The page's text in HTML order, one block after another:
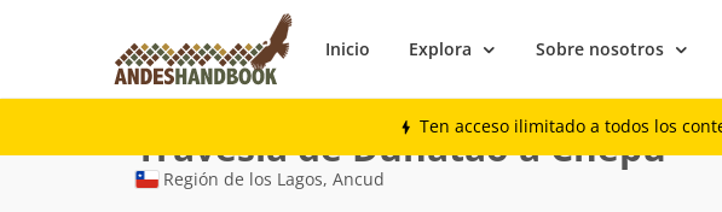
Inicio Explora Sobre nosotros
Ten acceso ilimitado a todos los
Trekking
Ruta
de
Travesía de Duhatao a Chepu
Región de los Lagos, Ancud